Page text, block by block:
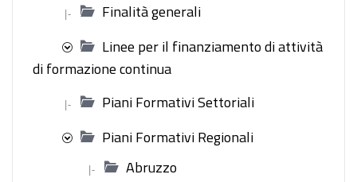
|-
Finalità generali
Linee per il finanziamento di attività
di formazione continua
|-
Piani Formativi Settoriali
Piani Formativi Regionali
|- Abruzzo